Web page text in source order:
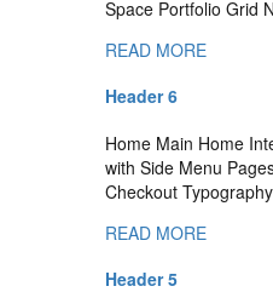
Space Portfolio Grid
READ MORE
Header 6
Home Main Home
with Side Menu
Checkout
READ MORE
Header 5